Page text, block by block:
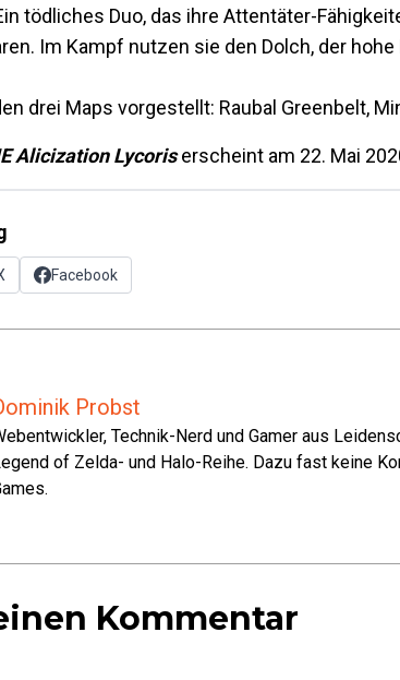
tödliches Duo, das ihre Attentäter-
Im Kampf nutzen sie den Dolch, der
drei Maps vorgestellt: Raubal Greenbelt,
Alicization Lycoriserscheint am 22. Mai
Facebook
Probst
Technik-Nerd und Gamer aus
of Zelda- und Halo-Reihe. Dazu fast keine
Kommentar